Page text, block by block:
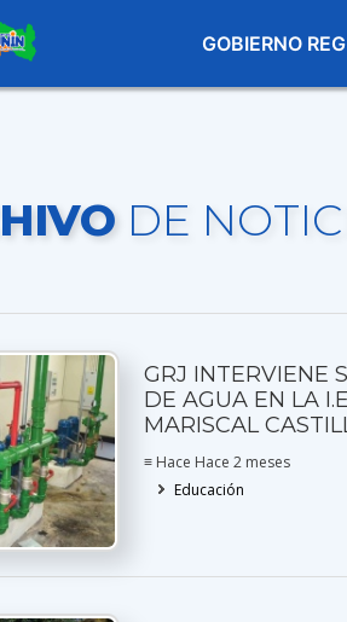
GOBIERNO
DE
GRJ INTERVIENE
DE AGUA EN LA
MARISCAL
≡ Hace Hace 2 meses
Educación